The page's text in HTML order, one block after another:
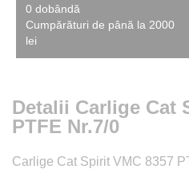
0 dobândă
Cumpărături de până la 2000
lei
Detalii Carlige Cat
PTFE Nr.7/0
Carlige Cat Spirit VMC 8357